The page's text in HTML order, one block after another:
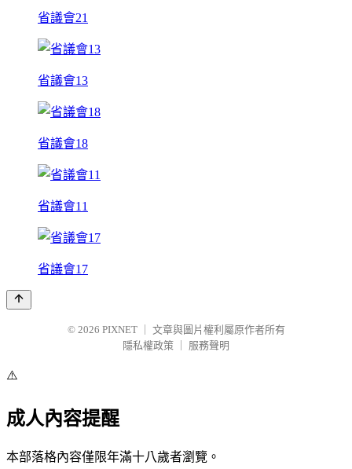
省議會21
省議會13
省議會18
省議會11
省議會17
© 2026 PIXNET
文章與圖片權利屬原作者所有
隱私權政策
服務聲明
⚠️
成人內容提醒
本部落格內容僅限年滿十八歲者瀏覽。